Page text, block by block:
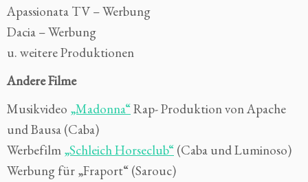
Apassionata TV – Werbung
Dacia – Werbung
u. weitere Produktionen
Andere Filme
Musikvideo „Madonna“Rap- Produktion von Apache
und Bausa (Caba)
Werbefilm „Schleich Horseclub“ (Caba und Luminoso)
Werbung für „Fraport“ (Sarouc)